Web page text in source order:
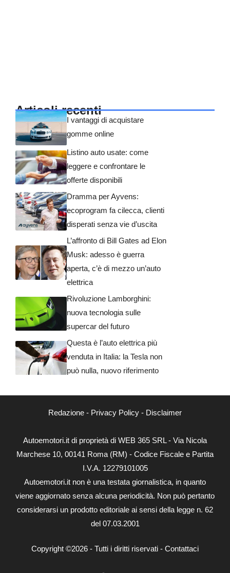
Articoli recenti
I vantaggi di acquistare
gomme online
Listino auto usate: come
leggere e confrontare le
offerte disponibili
Dramma per Ayvens:
ecoprogram fa cilecca, clienti
disperati senza vie d’uscita
L’affronto di Bill Gates ad Elon
Musk: adesso è guerra
aperta, c’è di mezzo un’auto
elettrica
Rivoluzione Lamborghini:
nuova tecnologia sulle
supercar del futuro
Questa è l’auto elettrica più
venduta in Italia: la Tesla non
può nulla, nuovo riferimento
Redazione - Privacy Policy - Disclaimer
Autoemotori.it di proprietà di WEB 365 SRL - Via Nicola
Marchese 10, 00141 Roma (RM) - Codice Fiscale e Partita
I.V.A. 12279101005
Autoemotori.it non è una testata giornalistica, in quanto
viene aggiornato senza alcuna periodicità. Non può pertanto
considerarsi un prodotto editoriale ai sensi della legge n. 62
del 07.03.2001
Copyright ©2026 - Tutti i diritti riservati - Contattaci